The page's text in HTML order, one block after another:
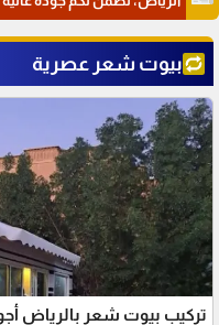
بيوت شعر عصرية
تركيب بيوت شعر بالرياض